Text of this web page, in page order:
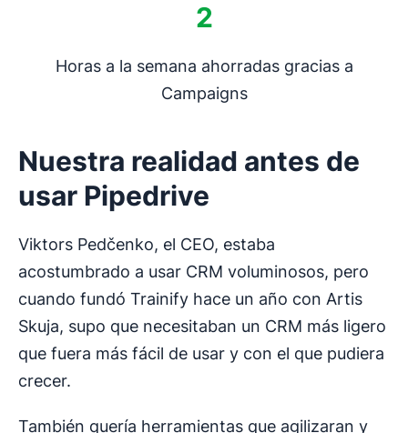
2
Horas a la semana ahorradas gracias a
Campaigns
Nuestra realidad antes de
usar Pipedrive
Viktors Pedčenko, el CEO, estaba
acostumbrado a usar CRM voluminosos, pero
cuando fundó Trainify hace un año con Artis
Skuja, supo que necesitaban un CRM más ligero
que fuera más fácil de usar y con el que pudiera
crecer.
También quería herramientas que agilizaran y